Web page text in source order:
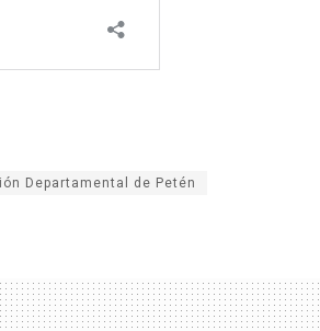
Departamental de Petén